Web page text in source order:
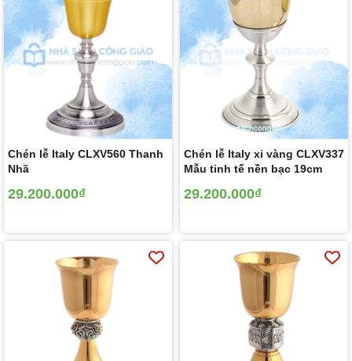
Chén lễ Italy CLXV560 Thanh
Nhã
29.200.000₫
Chén lễ Italy xi vàng CLXV337
Mẫu tinh tế nền bạc 19cm
29.200.000₫